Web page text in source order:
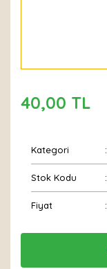
40,00 TL
Kategori
Stok Kodu
Fiyat